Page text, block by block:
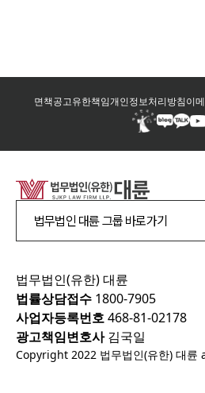
면책공고유한책임개인정보처리방침이
법무법인 대륜 그룹 바로가기
법무법인(유한) 대륜
법률상담접수 1800-7905
사업자등록번호468-81-02178
광고책임변호사김국일
Copyright 2022 법무법인(유한) 대